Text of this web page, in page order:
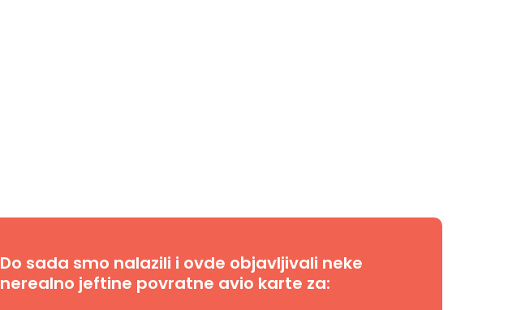
Do sada smo nalazili i ovde objavljivali neke
nerealno jeftine povratne avio karte za: